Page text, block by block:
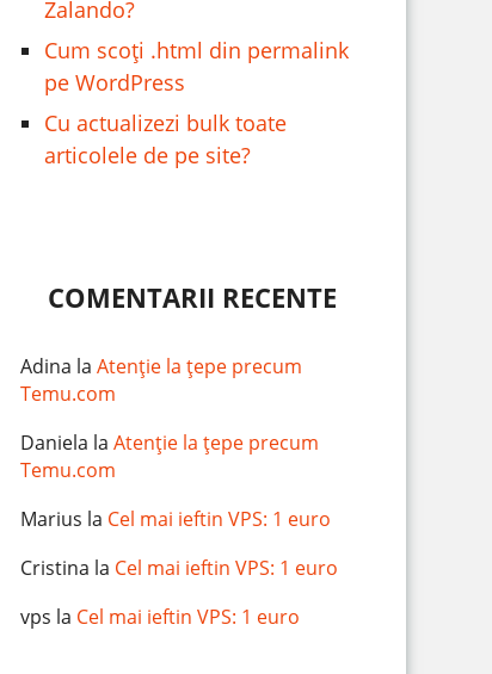
Zalando?
Cum scoți .html din permalink
pe WordPress
Cu actualizezi bulk toate
articolele de pe site?
COMENTARII RECENTE
Adina la Atenție la țepe precum
Temu.com
Daniela la Atenție la țepe precum
Temu.com
Marius la Cel mai ieftin VPS: 1 euro
Cristina la Cel mai ieftin VPS: 1 euro
vps la Cel mai ieftin VPS: 1 euro